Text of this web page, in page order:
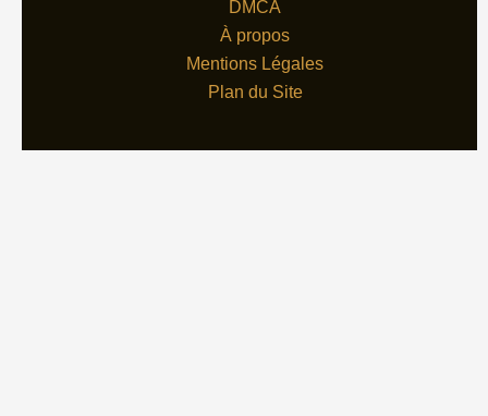
DMCA
À propos
Mentions Légales
Plan du Site